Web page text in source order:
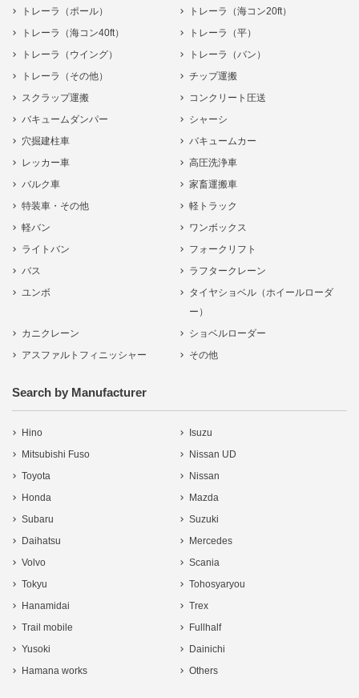
トレーラ（ポール）
トレーラ（海コン20ft）
トレーラ（海コン40ft）
トレーラ（平）
トレーラ（ウイング）
トレーラ（バン）
トレーラ（その他）
チップ運搬
スクラップ運搬
コンクリート圧送
バキュームダンパー
シャーシ
穴掘建柱車
バキュームカー
レッカー車
高圧洗浄車
バルク車
家畜運搬車
特装車・その他
軽トラック
軽バン
ワンボックス
ライトバン
フォークリフト
バス
ラフタークレーン
ユンボ
タイヤショベル（ホイールローダ
ー）
カニクレーン
ショベルローダー
アスファルトフィニッシャー
その他
Search by Manufacturer
Hino
Isuzu
Mitsubishi Fuso
Nissan UD
Toyota
Nissan
Honda
Mazda
Subaru
Suzuki
Daihatsu
Mercedes
Volvo
Scania
Tokyu
Tohosyaryou
Hanamidai
Trex
Trail mobile
Fullhalf
Yusoki
Dainichi
Hamana works
Others